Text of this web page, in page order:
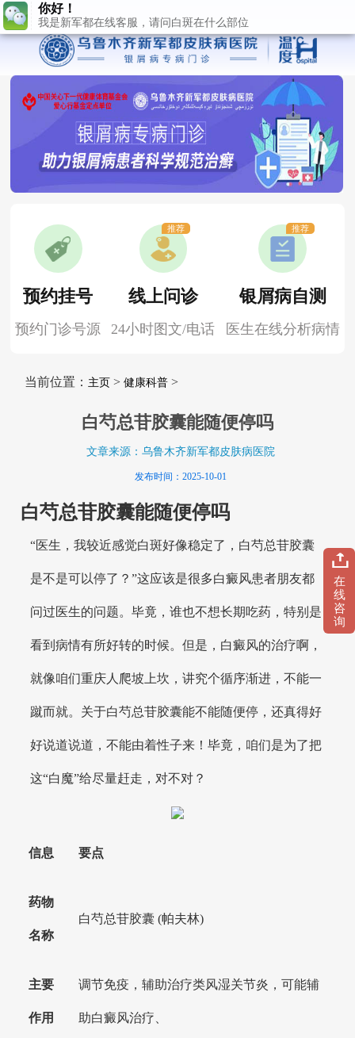
预约挂号
预约门诊号源
线上问诊
24小时图文/电话
推荐
银屑病自测
医生在线分析病情
推荐
当前位置： 主页> 健康科普>
白芍总苷胶囊能随便停吗
文章来源：乌鲁木齐新军都皮肤病医院
发布时间：2025-10-01
白芍总苷胶囊能随便停吗
“医生，我较近感觉白斑好像稳定了，白芍总苷胶囊
是不是可以停了？”这应该是很多白癜风患者朋友都
问过医生的问题。毕竟，谁也不想长期吃药，特别是
看到病情有所好转的时候。但是，白癜风的治疗啊，
就像咱们重庆人爬坡上坎，讲究个循序渐进，不能一
蹴而就。关于白芍总苷胶囊能不能随便停，还真得好
好说道说道，不能由着性子来！毕竟，咱们是为了把
这“白魔”给尽量赶走，对不对？
信息 要点
药物
名称
白芍总苷胶囊 (帕夫林)
主要
作用
调节免疫，辅助治疗类风湿关节炎，可能辅
助白癜风治疗、
在
线
咨
询